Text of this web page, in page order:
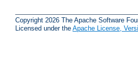
Copyright 2026 The Apache Software
Licensed under the Apache License,